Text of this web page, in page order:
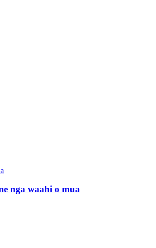
nga waahi o mua